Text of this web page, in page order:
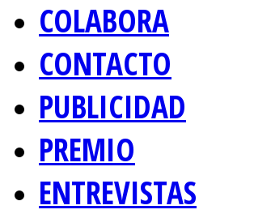
COLABORA
CONTACTO
PUBLICIDAD
PREMIO
ENTREVISTAS